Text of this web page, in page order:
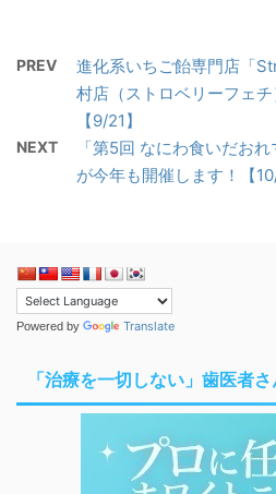
PREV
進化系いちご飴専門店「
村店（ストロベリーフェ
【9/21】
NEXT
「第5回 なにわ食いだお
が今年も開催します！【10/
Powered by Translate
「治療を一切しない」歯医者さ